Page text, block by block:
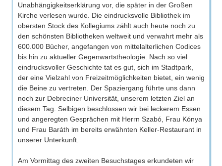
Unabhängigkeitserklärung vor, die später in der Großen
Kirche verlesen wurde. Die eindrucksvolle Bibliothek im
obersten Stock des Kollegiums zählt auch heute noch zu
den schönsten Bibliotheken weltweit und verwahrt mehr als
600.000 Bücher, angefangen von mittelalterlichen Codices
bis hin zu aktueller Gegenwartstheologie. Nach so viel
eindrucksvoller Geschichte tat es gut, sich im Stadtpark,
der eine Vielzahl von Freizeitmöglichkeiten bietet, ein wenig
die Beine zu vertreten. Der Spaziergang führte uns dann
noch zur Debreciner Universität, unserem letzten Ziel an
diesem Tag. Selbigen beschlossen wir bei leckerem Essen
und angeregten Gesprächen mit Herrn Szabó, Frau Kónya
und Frau Baráth im bereits erwähnten Keller-Restaurant in
unserer Unterkunft.
Am Vormittag des zweiten Besuchstages erkundeten wir